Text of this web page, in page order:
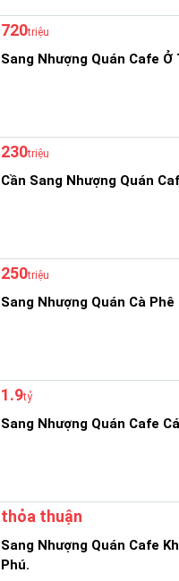
720triệu
Sang Nhượng Quán Cafe
230triệu
Cần Sang Nhượng Quán
250triệu
Sang Nhượng Quán Cà
1.9tỷ
Sang Nhượng Quán Cafe
thỏa thuận
Sang Nhượng Quán Cafe
Phú.